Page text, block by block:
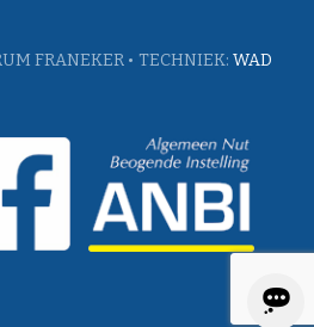
FRANEKER • TECHNIEK: WAD